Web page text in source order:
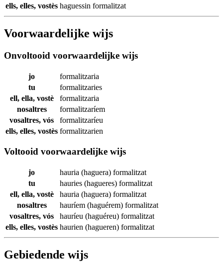
ells, elles, vostès haguessin formalitzat
Voorwaardelijke wijs
Onvoltooid voorwaardelijke wijs
jo
formalitzaria
tu
formalitzaries
ell, ella, vostè
formalitzaria
nosaltres
formalitzaríem
vosaltres, vós
formalitzaríeu
ells, elles, vostès formalitzarien
Voltooid voorwaardelijke wijs
jo hauria (haguera) formalitzat
tu
hauries (hagueres) formalitzat
ell, ella, vostè
hauria (haguera) formalitzat
nosaltres
hauríem (haguérem) formalitzat
vosaltres, vós
hauríeu (haguéreu) formalitzat
ells, elles, vostès haurien (hagueren) formalitzat
Gebiedende wijs